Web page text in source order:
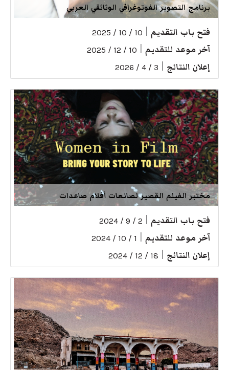
برنامج التصوير الفوتوغرافي الوثائقي العربي
فتح باب التقديم 10 / 10 / 2025
آخر موعد للتقديم 10 / 12 / 2025
إعلان النتائج 3 / 4 / 2026
مختبر الفيلم القصير لصانعات أفلام صاعدات
فتح باب التقديم 2 / 9 / 2024
آخر موعد للتقديم 1 / 10 / 2024
إعلان النتائج 18 / 12 / 2024